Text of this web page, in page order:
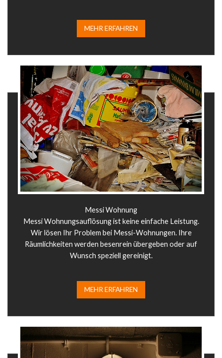
MEHR ERFAHREN
Messi Wohnung
Messi Wohnungsauflösung ist keine einfache Leistung.
Wir lösen Ihr Problem bei Messi-Wohnungen. Ihre
Räumlichkeiten werden besenrein übergeben oder auf
Wunsch speziell gereinigt.
MEHR ERFAHREN​